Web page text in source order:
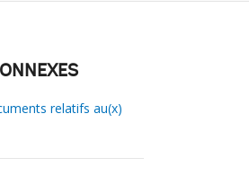
relatifs au(x)